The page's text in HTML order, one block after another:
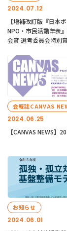
2024.07.12
【増補改訂版『日本
NPO・市民活動年表
会賞 選考委員会特別
2024.06.25
会報誌CANVAS
【CANVAS NEWS】
2024.06.01
お知らせ